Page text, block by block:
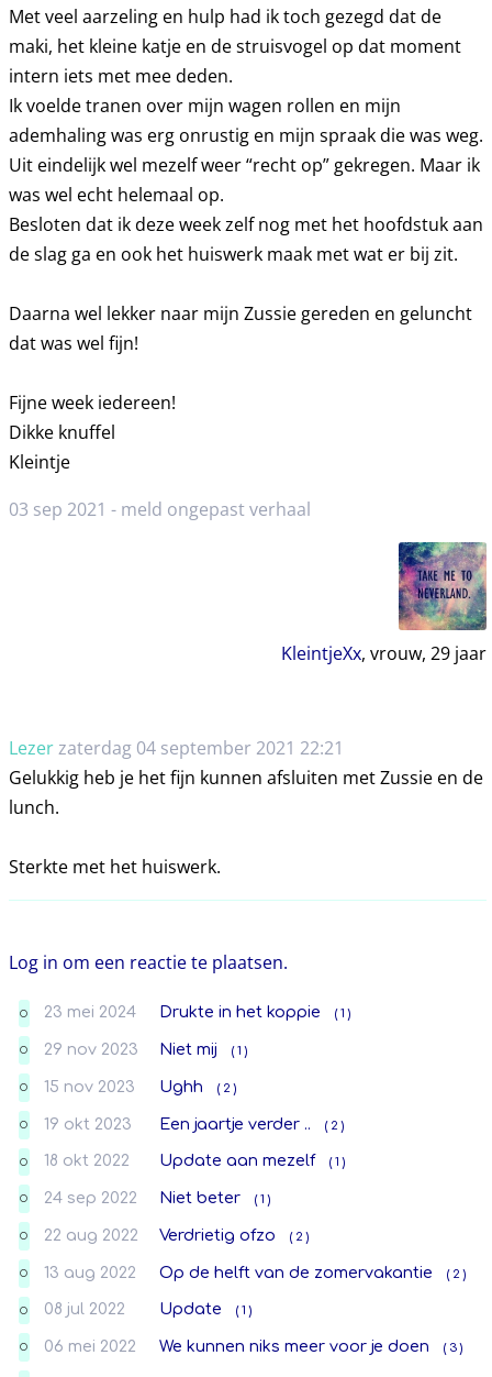
Met veel aarzeling en hulp had ik toch gezegd dat de
maki, het kleine katje en de struisvogel op dat moment
intern iets met mee deden.
Ik voelde tranen over mijn wagen rollen en mijn
ademhaling was erg onrustig en mijn spraak die was weg.
Uit eindelijk wel mezelf weer “recht op” gekregen. Maar ik
was wel echt helemaal op.
Besloten dat ik deze week zelf nog met het hoofdstuk aan
de slag ga en ook het huiswerk maak met wat er bij zit.
Daarna wel lekker naar mijn Zussie gereden en geluncht
dat was wel fijn!
Fijne week iedereen!
Dikke knuffel
Kleintje
03 sep 2021 - meld ongepast verhaal
KleintjeXx, vrouw, 29jaar
Lezerzaterdag 04 september 2021 22:21
Gelukkig heb je het fijn kunnen afsluiten met Zussie en de
lunch.
Sterkte met het huiswerk.
Log in om een reactie te plaatsen.
O 23 mei 2024 Drukte in het koppie ( 1 )
O 29 nov 2023 Niet mij ( 1 )
O 15 nov 2023 Ughh ( 2 )
O 19 okt 2023 Een jaartje verder .. ( 2 )
O 18 okt 2022 Update aan mezelf ( 1 )
O 24 sep 2022 Niet beter ( 1 )
O 22 aug 2022 Verdrietig ofzo ( 2 )
O 13 aug 2022 Op de helft van de zomervakantie ( 2 )
O 08 jul 2022 Update ( 1 )
O 06 mei 2022 We kunnen niks meer voor je doen ( 3 )